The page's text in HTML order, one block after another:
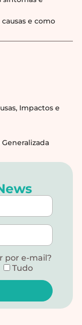
e como
Impactos e
por e-mail?
Tudo